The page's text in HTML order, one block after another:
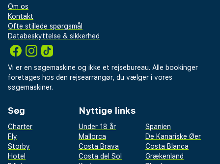
Om os
Kontakt
Ofte stillede spørgsmål
Databeskyttelse & sikkerhed
Vi er en søgemaskine og ikke et rejsebureau. Alle bookinger
foretages hos den rejsearrangør, du vælger i vores
søgemaskiner.
Søg
Charter
Fly
Storby
Hotel
Nyttige links
Under 18 år
Spanien
Mallorca
De Kanariske Øer
Costa Brava
Costa Blanca
Costa del Sol
Grækenland